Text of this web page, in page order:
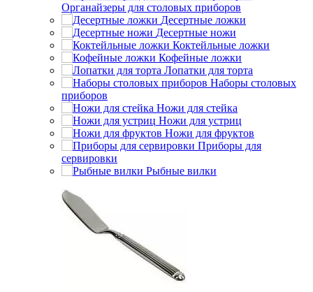
Органайзеры для столовых приборов
Десертные ложки
Десертные ножи
Коктейльные ложки
Кофейные ложки
Лопатки для торта
Наборы столовых
приборов
Ножи для стейка
Ножи для устриц
Ножи для фруктов
Приборы для
сервировки
Рыбные вилки